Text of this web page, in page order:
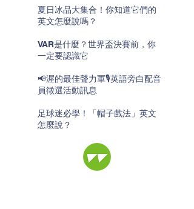
夏日冰品大集合！你知道它們的
英文怎麼說嗎？
VAR是什麼？世界盃決賽前，你
一定要認識它
📢渥的最佳聲力軍🎙️英語旁白配音
員徵選活動訊息
足球迷必學！「帽子戲法」英文
怎麼說？